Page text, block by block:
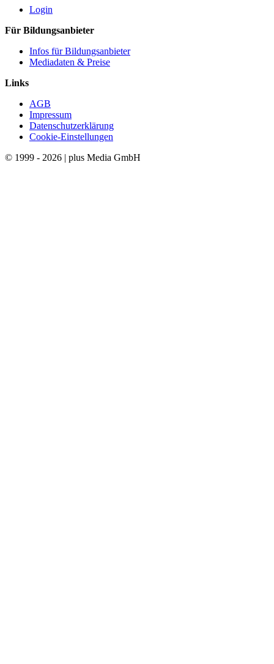
Login
Für Bildungsanbieter
Infos für Bildungsanbieter
Mediadaten & Preise
Links
AGB
Impressum
Datenschutzerklärung
Cookie-Einstellungen
© 1999 - 2026 | plus Media GmbH